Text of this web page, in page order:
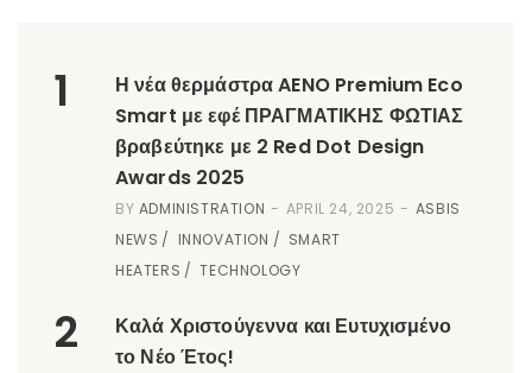
1
Η νέα θερμάστρα AENO Premium Eco
Smart με εφέ ΠΡΑΓΜΑΤΙΚΗΣ ΦΩΤΙΑΣ
βραβεύτηκε με 2 Red Dot Design
Awards 2025
BY ADMINISTRATION APRIL 24, 2025
ASBIS
NEWS
INNOVATION
SMART
HEATERS
TECHNOLOGY
2
Καλά Χριστούγεννα και Ευτυχισμένο
το Νέο Έτος!